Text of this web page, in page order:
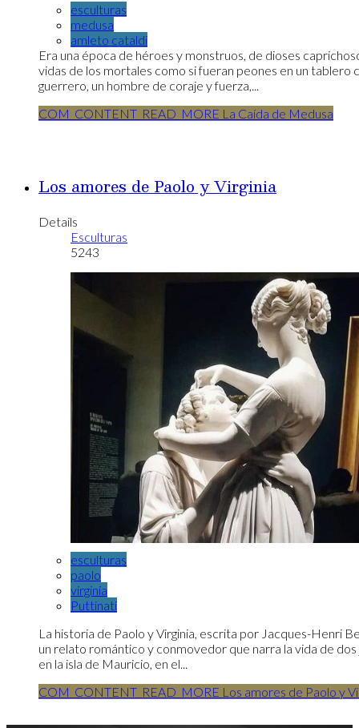
esculturas
medusa
amleto cataldi
Era una época de héroes y monstruos, de dioses
vidas de los mortales como si fueran peones en un tablero
guerrero, un hombre de coraje y fuerza,...
COM_CONTENT_READ_MORE La Caída de Medusa
Los amores de Paolo y Virginia
Details
Esculturas
5243
esculturas
paolo
virginia
Puttinati
La historia de Paolo y Virginia, escrita por Jacques-Henri
un relato romántico y conmovedor que narra la vida de
en la isla de Mauricio, en el...
COM_CONTENT_READ_MORE Los amores de Paolo y